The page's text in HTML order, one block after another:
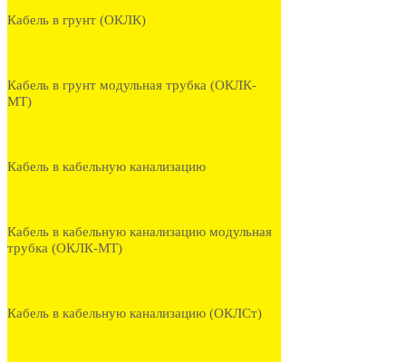
Кабель в грунт (ОКЛК)
Кабель в грунт модульная трубка (ОКЛК-
МТ)
Кабель в кабельную канализацию
Кабель в кабельную канализацию модульная
трубка (ОКЛК-МТ)
Кабель в кабельную канализацию (ОКЛСт)